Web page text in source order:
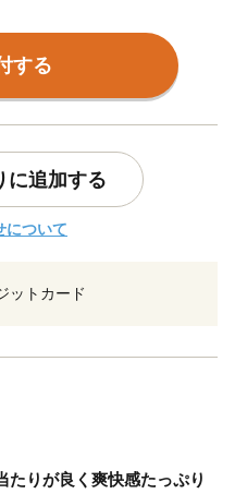
する
に追加する
について
ットカード
たりが良く爽快感たっぷり